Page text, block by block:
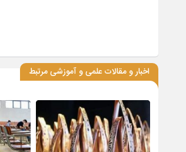
اخبار و مقالات علمی و آموزشی مرتبط